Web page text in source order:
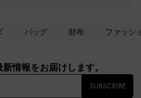
バッグ 財布 ファッシ
情報をお届けします。​
SUBSCRIBE